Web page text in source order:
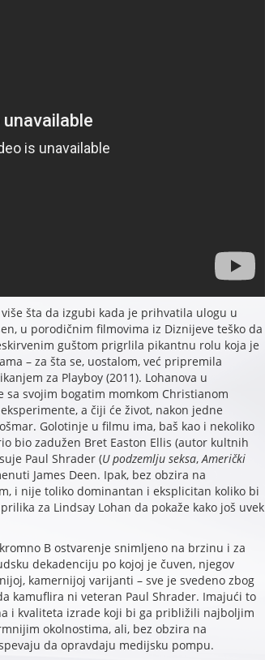
šta da izgubi kada je prihvatila ulogu u
u porodičnim filmovima iz Diznijeve teško da
guštom prigrlila pikantnu rolu koja je
– za šta se, uostalom, već pripremila
za Playboy (2011). Lohanova u
sa svojim bogatim momkom Christianom
a čiji će život, nakon jedne
Golotinje u filmu ima, baš kao i nekoliko
bio zadužen Bret Easton Ellis (autor kultnih
Paul Shrader (U podzemlju seksa,Američki
James Deen. Ipak, bez obzira na
i nije toliko dominantan i eksplicitan koliko bi
za Lindsay Lohan da pokaže kako još uvek
B ostvarenje snimljeno na brzinu i za
dekadenciju po kojoj je čuven, njegov
kamernijoj varijanti – sve je svedeno zbog
kamuflira ni veteran Paul Shrader. Imajući to
i kvaliteta izrade koji bi ga približili najboljim
okolnostima, ali, bez obzira na
da opravdaju medijsku pompu.